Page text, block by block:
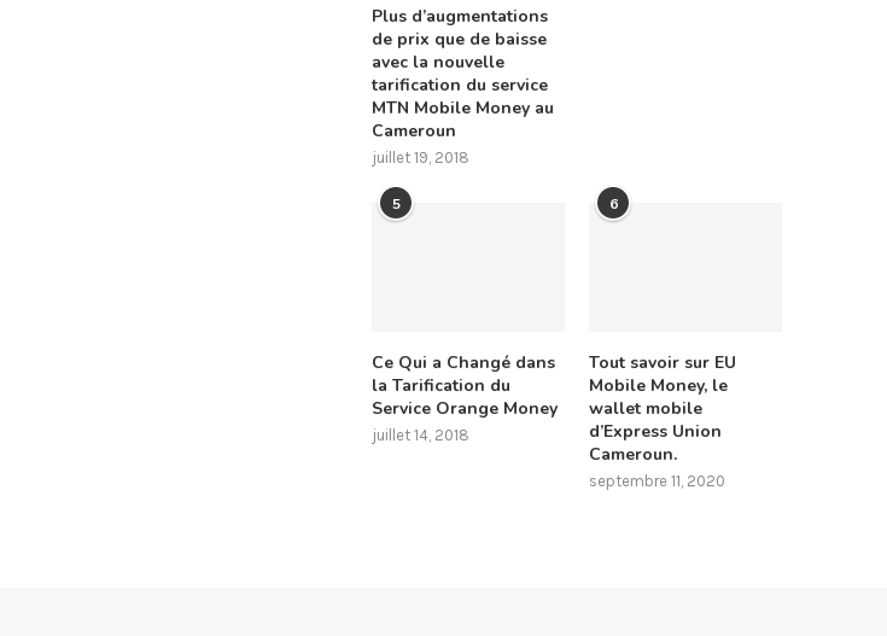
Plus d’augmentations
de prix que de baisse
avec la nouvelle
tarification du service
MTN Mobile Money au
Cameroun
juillet 19, 2018
5
Ce Qui a Changé dans
la Tarification du
Service Orange Money
juillet 14, 2018
6
Tout savoir sur EU
Mobile Money, le
wallet mobile
d’Express Union
Cameroun.
septembre 11, 2020